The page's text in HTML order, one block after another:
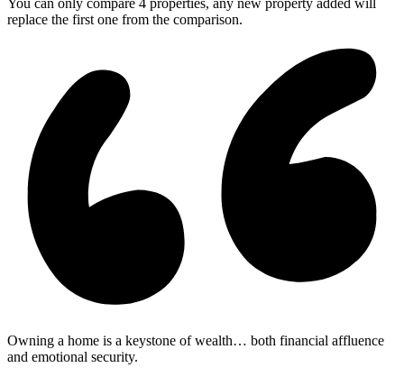
replace the first one from the comparison.
Owning a home is a keystone of wealth… both financial affluence
and emotional security.